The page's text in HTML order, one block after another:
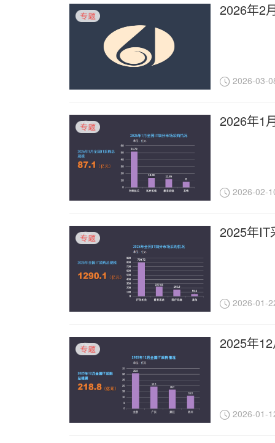
2026年2
2026-03-
2026年1
2026-02-
2025年IT
2026-01-
2025年
2026-01-